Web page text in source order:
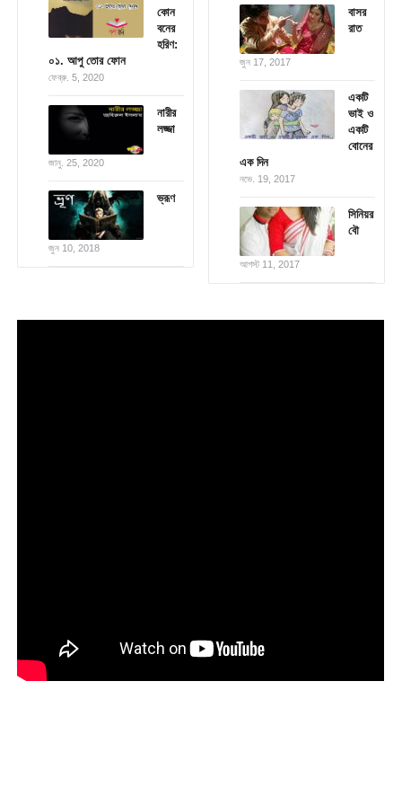
কোন
বনের
হরিণ:
০১. আপু তোর ফোন
ফেব্রু. 5, 2020
নারীর
লজ্জা
জানু. 25, 2020
ভ্রূণ
জুন 10, 2018
বাসর
রাত
জুন 17, 2017
একটি
ভাই ও
একটি
বোনের
এক দিন
নভে. 19, 2017
সিনিয়র
বৌ
আগস্ট 11, 2017